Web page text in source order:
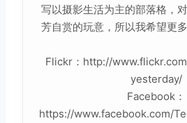
写以摄影生活为主的部落格，
芳自赏的玩意，所以我希望更
Flickr：http://
yesterday/
Facebook：
https://www.facebook.com/